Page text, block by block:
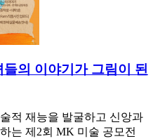
의 이야기가 그림이 된
적 재능을 발굴하고 신앙과
는 제2회 MK 미술 공모전